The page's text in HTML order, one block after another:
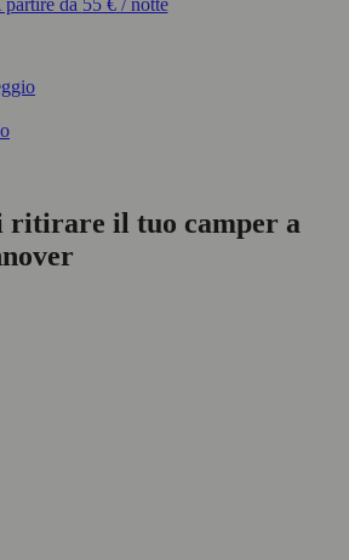
ritirare il tuo camper a